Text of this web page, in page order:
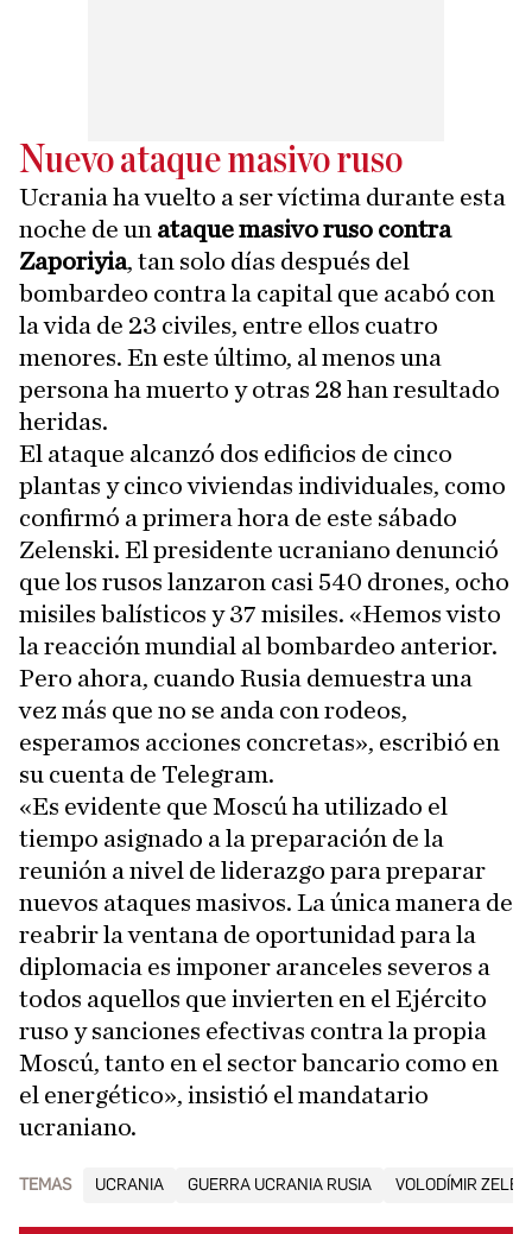
Nuevo ataque masivo ruso
Ucrania ha vuelto a ser víctima durante esta
noche de un ataque masivo ruso contra
Zaporiyia, tan solo días después del
bombardeo contra la capital que acabó con
la vida de 23 civiles, entre ellos cuatro
menores. En este último, al menos una
persona ha muerto y otras 28 han resultado
heridas.
El ataque alcanzó dos edificios de cinco
plantas y cinco viviendas individuales, como
confirmó a primera hora de este sábado
Zelenski. El presidente ucraniano denunció
que los rusos lanzaron casi 540 drones, ocho
misiles balísticos y 37 misiles. «Hemos visto
la reacción mundial al bombardeo anterior.
Pero ahora, cuando Rusia demuestra una
vez más que no se anda con rodeos,
esperamos acciones concretas», escribió en
su cuenta de Telegram.
«Es evidente que Moscú ha utilizado el
tiempo asignado a la preparación de la
reunión a nivel de liderazgo para preparar
nuevos ataques masivos. La única manera de
reabrir la ventana de oportunidad para la
diplomacia es imponer aranceles severos a
todos aquellos que invierten en el Ejército
ruso y sanciones efectivas contra la propia
Moscú, tanto en el sector bancario como en
el energético», insistió el mandatario
ucraniano.
TEMAS UCRANIA GUERRA UCRANIA RUSIA VOLODÍMIR